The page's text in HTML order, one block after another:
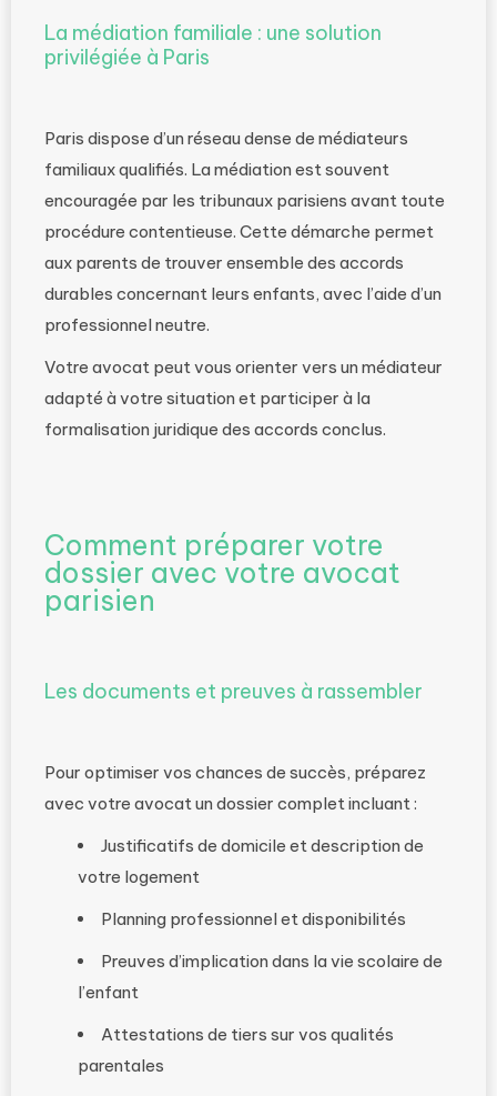
La médiation familiale : une solution
privilégiée à Paris
Paris dispose d’un réseau dense de médiateurs
familiaux qualifiés. La médiation est souvent
encouragée par les tribunaux parisiens avant toute
procédure contentieuse. Cette démarche permet
aux parents de trouver ensemble des accords
durables concernant leurs enfants, avec l’aide d’un
professionnel neutre.
Votre avocat peut vous orienter vers un médiateur
adapté à votre situation et participer à la
formalisation juridique des accords conclus.
Comment préparer votre
dossier avec votre avocat
parisien
Les documents et preuves à rassembler
Pour optimiser vos chances de succès, préparez
avec votre avocat un dossier complet incluant :
Justificatifs de domicile et description de
votre logement
Planning professionnel et disponibilités
Preuves d’implication dans la vie scolaire de
l’enfant
Attestations de tiers sur vos qualités
parentales